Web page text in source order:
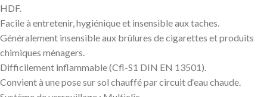
HDF.
Facile à entretenir, hygiénique et insensible aux taches.
Généralement insensible aux brûlures de cigarettes et produits
chimiques ménagers.
Difficilement inflammable (Cfl-S1 DIN EN 13501).
Convient à une pose sur sol chauffé par circuit d‘eau chaude.